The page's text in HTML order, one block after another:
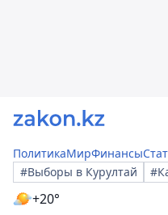
ПолитикаМирФинансы
#Выборы в Курултай
+20°